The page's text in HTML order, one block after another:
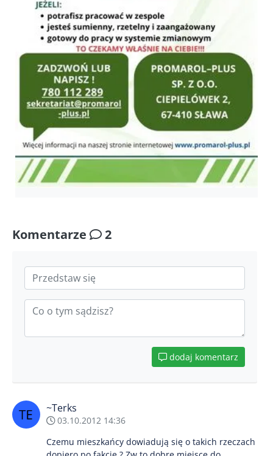
Komentarze 2
dodaj komentarz
~Terks
03.10.2012 14:36
Czemu mieszkańcy dowiadują się o takich rzeczach